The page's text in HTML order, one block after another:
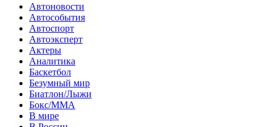
Автоновости
Автособытия
Автоспорт
Автоэксперт
Актеры
Аналитика
Баскетбол
Безумный мир
Биатлон/Лыжи
Бокс/MMA
В мире